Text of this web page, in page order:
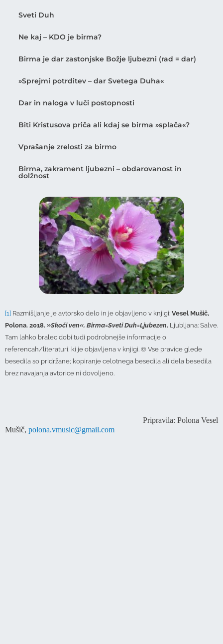
Sveti Duh
Ne kaj – KDO je birma?
Birma je dar zastonjske Božje ljubezni (rad = dar)
»Sprejmi potrditev – dar Svetega Duha«
Dar in naloga v luči postopnosti
Biti Kristusova priča ali kdaj se birma »splača«?
Vprašanje zrelosti za birmo
Birma, zakrament ljubezni – obdarovanost in
dolžnost
[1] Razmišljanje je avtorsko delo in je objavljeno v knjigi: Vesel Mušič,
Polona. 2018. »Skoči ven«, Birma=Sveti Duh=Ljubezen. Ljubljana: Salve.
Tam lahko bralec dobi tudi podrobnejše informacije o
referencah/literaturi, ki je objavljena v knjigi. © Vse pravice glede
besedila so pridržane; kopiranje celotnega besedila ali dela besedila
brez navajanja avtorice ni dovoljeno.
Pripravila: Polona Vesel
Mušič, polona.vmusic@gmail.com